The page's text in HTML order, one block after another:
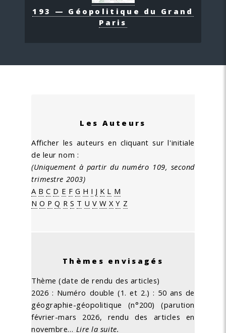
193 — Géopolitique du Grand
Paris
Les Auteurs
Afficher les auteurs en cliquant sur l'initiale
de leur nom :
(Uniquement à partir du numéro 109, second
trimestre 2003)
A B C D E F G H I J K L M
N O P Q R S T U V W X Y Z
Thèmes envisagés
Thème (date de rendu des articles)
2026 : Numéro double (1. et 2.) : 50 ans de
géographie-géopolitique (n°200) (parution
février-mars 2026, rendu des articles en
novembre… Lire la suite.